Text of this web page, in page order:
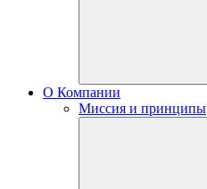
О Компании
Миссия и принципы